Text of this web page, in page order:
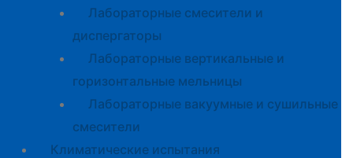
Лабораторные смесители и
диспергаторы
Лабораторные вертикальные и
горизонтальные мельницы
Лабораторные вакуумные и сушильные
смесители
Климатические испытания